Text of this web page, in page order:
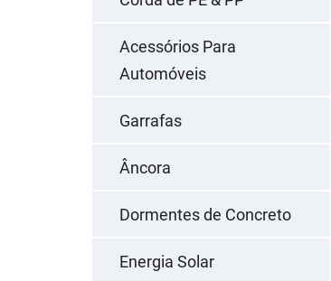
Acessórios Para
Automóveis
Garrafas
Âncora
Dormentes de Concreto
Energia Solar